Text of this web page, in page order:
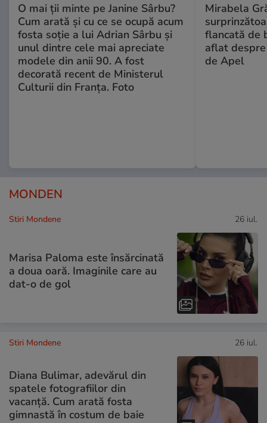
O mai ții minte pe Janine Sârbu?
Cum arată și cu ce se ocupă acum
fosta soție a lui Adrian Sârbu și
unul dintre cele mai apreciate
modele din anii 90. A fost
decorată recent de Ministerul
Culturii din Franța. Foto
Mirabela
flancată de
aflat
de Apel
MONDEN
Stiri Mondene 26 iul.
Marisa Paloma este însărcinată
a doua oară. Imaginile care au
dat-o de gol
Stiri Mondene 26 iul.
Diana Bulimar, adevărul din
spatele fotografiilor din
vacanță. Cum arată fosta
gimnastă în costum de baie